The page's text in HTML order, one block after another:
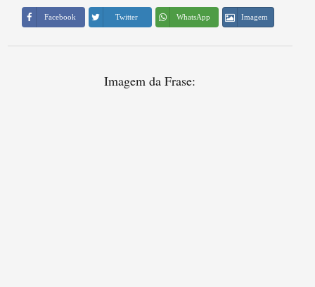
Facebook Twitter WhatsApp Imagem
Imagem da Frase: